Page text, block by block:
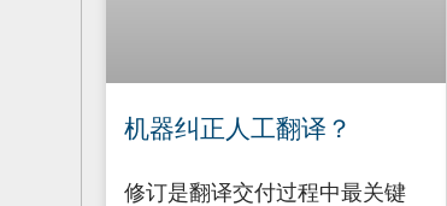
机器纠正人工翻译？
修订是翻译交付过程中最关键